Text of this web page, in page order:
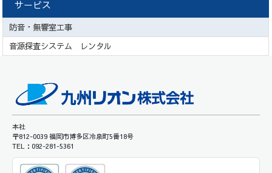
サービス
防音・無響室工事
音源探査システム レンタル
本社
〒812-0039 福岡市博多区冷泉町5番18号
TEL：092-281-5361